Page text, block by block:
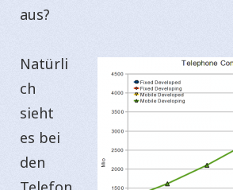
aus?
Natürli
ch
sieht
es bei
den